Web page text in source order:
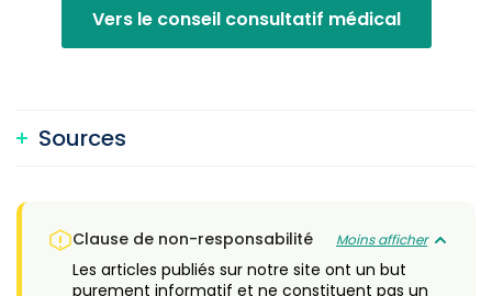
Vers le conseil consultatif médical
Sources
Clause de non-responsabilité Moins afficher
Les articles publiés sur notre site ont un but
purement informatif et ne constituent pas un